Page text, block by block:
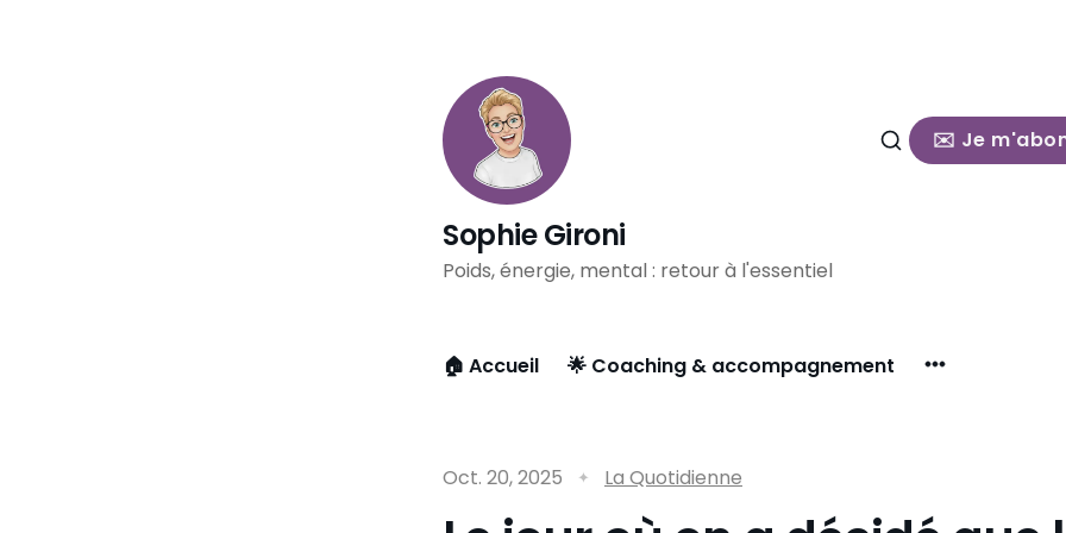
✉️ Je
Sophie Gironi
Poids, énergie, mental : retour à l'essentiel
🏠 Accueil 🌟 Coaching & accompagnement
Oct. 20, 2025 La Quotidienne